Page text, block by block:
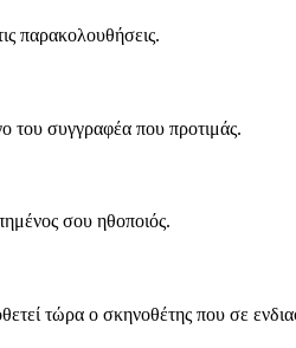
παρακολουθήσεις.
του συγγραφέα που προτιμάς.
σου ηθοποιός.
τώρα ο σκηνοθέτης που σε